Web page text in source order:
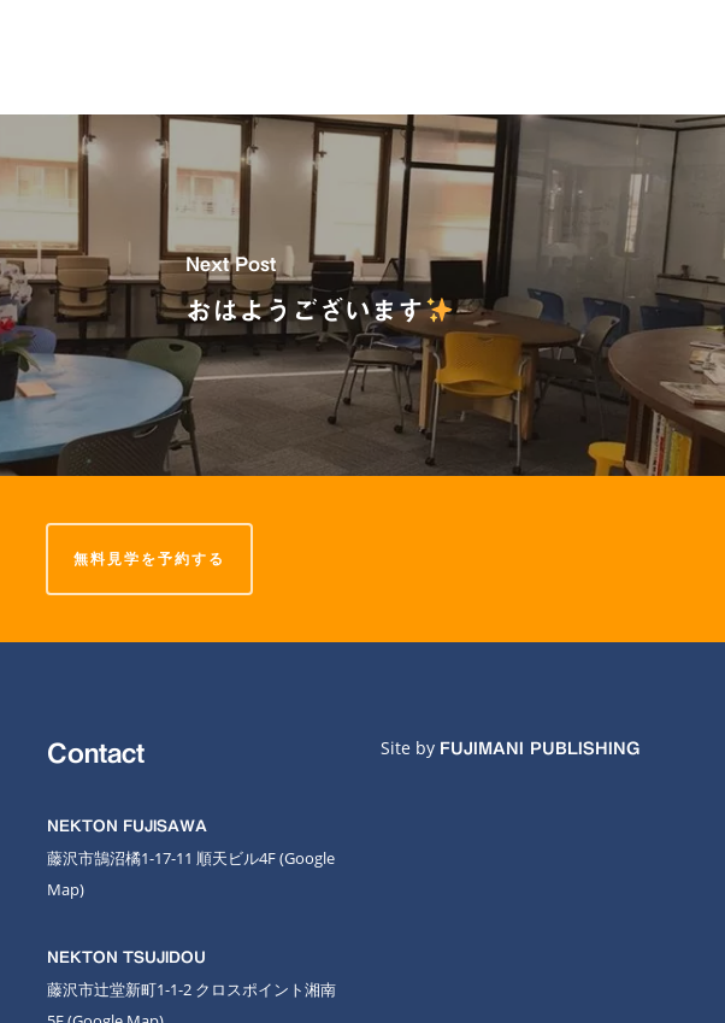
Next Post
おはようございます
無料見学を予約する
Contact
NEKTON FUJISAWA
藤沢市鵠沼橘1-17-11 順天ビル4F(Google
Map)
NEKTON TSUJIDOU
藤沢市辻堂新町1-1-2 クロスポイント湘南
Site by FUJIMANI PUBLISHING